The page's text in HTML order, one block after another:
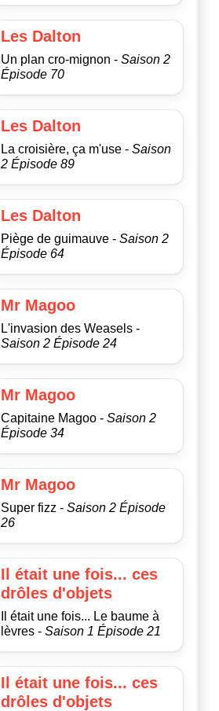
Les Dalton
Un plan cro-mignon - Saison 2
Épisode 70
Les Dalton
La croisière, ça m'use - Saison
2 Épisode 89
Les Dalton
Piège de guimauve - Saison 2
Épisode 64
Mr Magoo
L'invasion des Weasels -
Saison 2 Épisode 24
Mr Magoo
Capitaine Magoo - Saison 2
Épisode 34
Mr Magoo
Super fizz - Saison 2 Épisode
26
Il était une fois... ces
drôles d'objets
Il était une fois... Le baume à
lèvres - Saison 1 Épisode 21
Il était une fois... ces
drôles d'objets